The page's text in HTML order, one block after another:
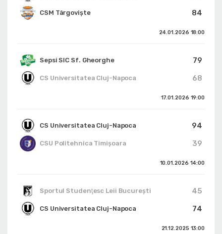
84
CSM Târgoviște
24.01.2026 18:00
Sepsi SIC Sf. Gheorghe
79
68
CS Universitatea Cluj-Napoca
17.01.2026 19:00
CS Universitatea Cluj-Napoca
94
39
CSU Politehnica Timișoara
10.01.2026 14:00
Sportul Studenţesc Leii Bucureşti
45
74
CS Universitatea Cluj-Napoca
21.12.2025 13:00